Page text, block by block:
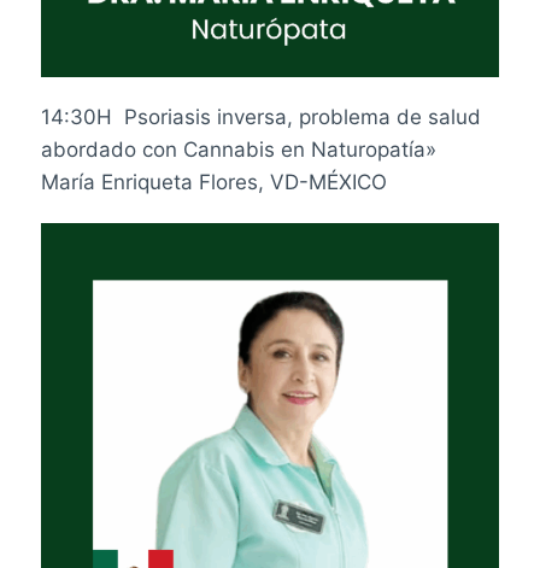
14:30H Psoriasis inversa, problema de salud
abordado con Cannabis en Naturopatía»
María Enriqueta Flores, VD-MÉXICO